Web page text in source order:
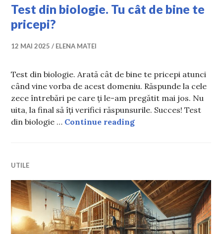
Test din biologie. Tu cât de bine te
pricepi?
12 MAI 2025 ELENA MATEI
Test din biologie. Arată cât de bine te pricepi atunci
când vine vorba de acest domeniu. Răspunde la cele
zece întrebări pe care ți le-am pregătit mai jos. Nu
uita, la final să îți verifici răspunsurile. Succes! Test
din biologie … Continue readingTest din biologie. Tu
UTILE